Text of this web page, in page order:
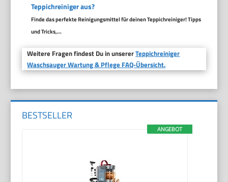
Teppichreiniger aus?
Finde das perfekte Reinigungsmittel für deinen Teppichreiniger! Tipps
und Tricks,...
Weitere Fragen findest Du in unsererTeppichreiniger
Waschsauger Wartung & Pflege FAQ-Übersicht.
BESTSELLER
ANGEBOT